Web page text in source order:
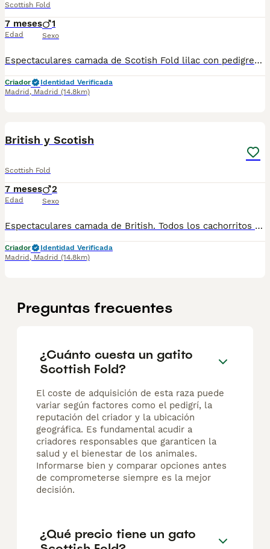
Scottish Fold
7 meses
Edad
1
Sexo
Espectaculares camada de Scotish Fold lilac con pedigree. Todos los cachorritos se entregan con unos dos meses y medio de edad y sus vacunas correspondientes, desparasitados interna y externamente, con certificado de salud, y garantía tanto por enfermedad vírica como congénito genética. Posibilidad de entregar en toda España mediante transporte propio preparado para animales y con chofer privado. Los precios pueden variar según las características y morfología de cada cachorro. Añádenos al whats app o llámanos, y encantados atenderemos todas tus dudas y consultas. Teléfono / Whats app: 641 92 23 90
Criador
Identidad Verificada
Madrid , Madrid (14.8km)
British y Scotish
Scottish Fold
7 meses
Edad
2
Sexo
Espectaculares camada de British. Todos los cachorritos se entregan con unos dos meses y medio de edad y sus vacunas correspondientes, desparasitados interna y externamente, con certificado de salud, y garantía tanto por enfermedad vírica como congénito genética. Posibilidad de entregar en toda España mediante transporte propio preparado para animales y con chofer privado. Los precios pueden variar según las características y morfología de cada cachorro. Añádenos al whats app o llámanos, y encantados atenderemos todas tus dudas y consultas. Teléfono / Whats app: 641 92 23 90
Criador
Identidad Verificada
Madrid , Madrid (14.8km)
Preguntas frecuentes
¿Cuánto cuesta un gatito
Scottish Fold?
El coste de adquisición de esta raza puede
variar según factores como el pedigrí, la
reputación del criador y la ubicación
geográfica. Es fundamental acudir a
criadores responsables que garanticen la
salud y el bienestar de los animales.
Informarse bien y comparar opciones antes
de comprometerse siempre es la mejor
decisión.
¿Qué precio tiene un gato